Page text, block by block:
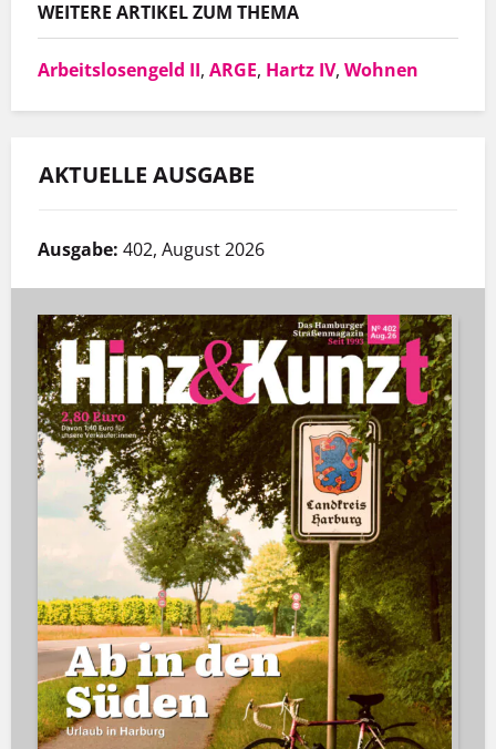
WEITERE ARTIKEL ZUM THEMA
Arbeitslosengeld II, ARGE, Hartz IV, Wohnen
AKTUELLE AUSGABE
Ausgabe: 402, August 2026